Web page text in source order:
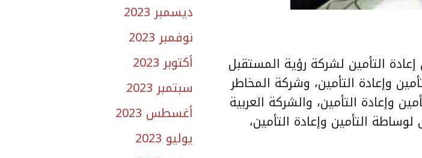
التأمين لشركة رؤية المستقبل
وإعادة التأمين، وشركة المخاطر
وإعادة التأمين، والشركة العربية
التأمين وإعادة التأمين،
ديسمبر 2023
نوفمبر 2023
أكتوبر 2023
سبتمبر 2023
أغسطس 2023
يوليو 2023